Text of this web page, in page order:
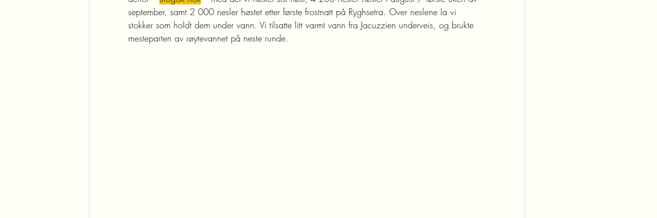
september, samt 2 000 nesler høstet etter første frostnatt på Ryghsetra. Over neslene la vi
stokker som holdt dem under vann. Vi tilsatte litt varmt vann fra Jacuzzien underveis, og brukte
mesteparten av røytevannet på neste runde.